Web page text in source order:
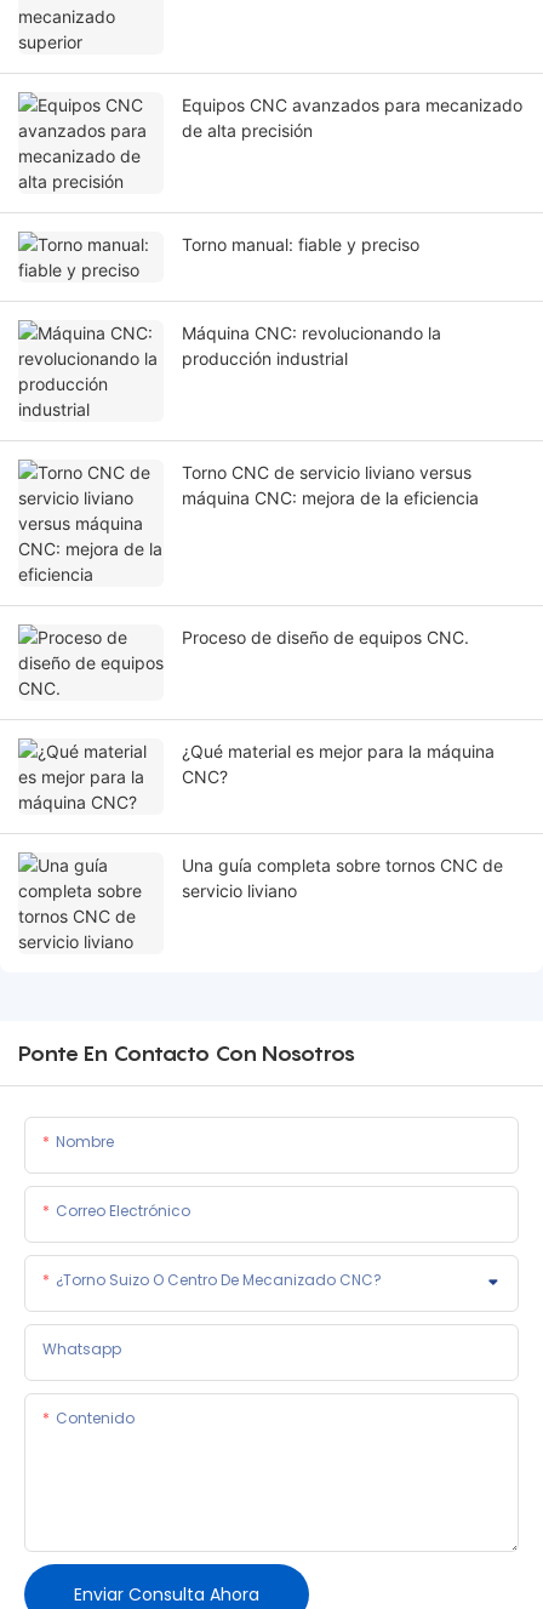
Equipos CNC avanzados para mecanizado
de alta precisión
Torno manual: fiable y preciso
Máquina CNC: revolucionando la
producción industrial
Torno CNC de servicio liviano versus
máquina CNC: mejora de la eficiencia
Proceso de diseño de equipos CNC.
¿Qué material es mejor para la máquina
CNC?
Una guía completa sobre tornos CNC de
servicio liviano
Ponte En Contacto Con Nosotros
Nombre
Correo Electrónico
¿Torno Suizo O Centro De Mecanizado CNC?
Whatsapp
Contenido
Enviar Consulta Ahora